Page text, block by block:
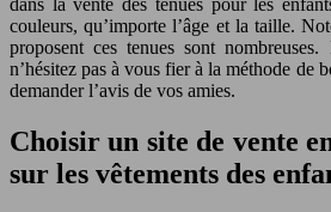
couleurs, qu’importe l’âge et la taille.
proposent ces tenues sont
n’hésitez pas à vous fier à la méthode de
demander l’avis de vos amies.
Choisir un site de vente
sur les vêtements des